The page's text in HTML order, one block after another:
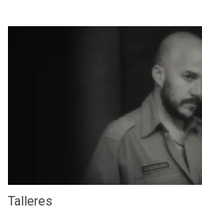
Talleres